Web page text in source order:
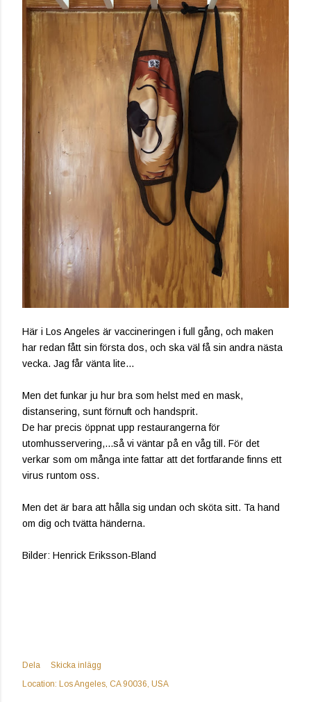
Här i Los Angeles är vaccineringen i full gång, och maken
har redan fått sin första dos, och ska väl få sin andra nästa
vecka. Jag får vänta lite...
Men det funkar ju hur bra som helst med en mask,
distansering, sunt förnuft och handsprit.
De har precis öppnat upp restaurangerna för
utomhusservering,...så vi väntar på en våg till. För det
verkar som om många inte fattar att det fortfarande finns ett
virus runtom oss.
Men det är bara att hålla sig undan och sköta sitt. Ta hand
om dig och tvätta händerna.
Bilder: Henrick Eriksson-Bland
Dela
Skicka inlägg
Location: Los Angeles, CA 90036, USA